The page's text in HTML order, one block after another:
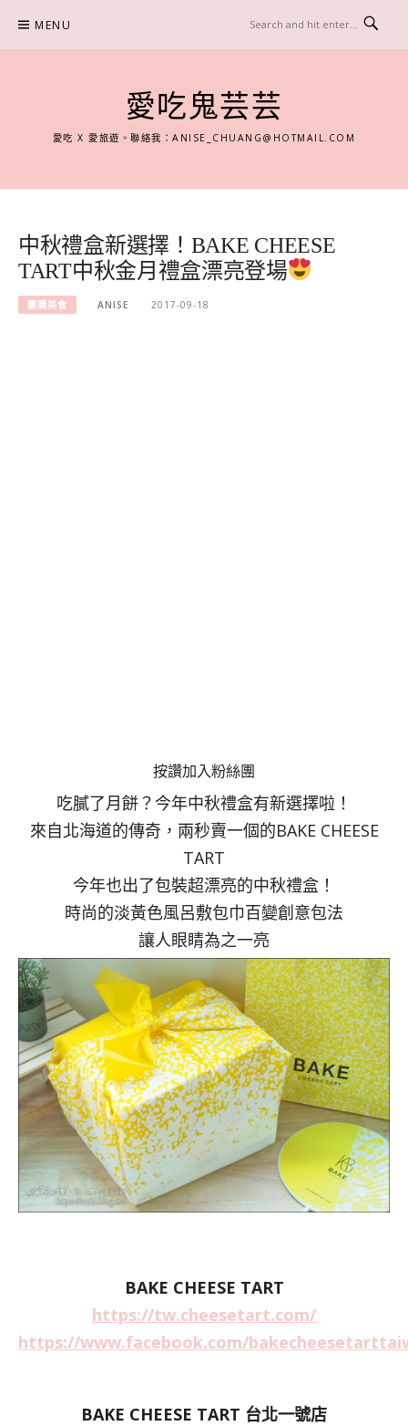
content
MENU
愛吃鬼芸芸
愛吃 X 愛旅遊。聯絡我：ANISE_CHUANG@HOTMAIL.COM
中秋禮盒新選擇！BAKE CHEESE
TART中秋金月禮盒漂亮登場
團購美食 ANISE 2017-09-18
按讚加入粉絲團
吃膩了月餅？今年中秋禮盒有新選擇啦！
來自北海道的傳奇，兩秒賣一個的BAKE CHEESE
TART
今年也出了包裝超漂亮的中秋禮盒！
時尚的淡黃色風呂敷包巾百變創意包法
讓人眼睛為之一亮
BAKE CHEESE TART
https://tw.cheesetart.com/
https://www.facebook.com/
BAKE CHEESE TART 台北一號店